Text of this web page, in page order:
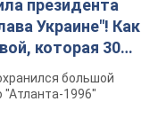
президента
Украине"! Как
которая 30
Олимпиады
большой
"Атланта-1996"